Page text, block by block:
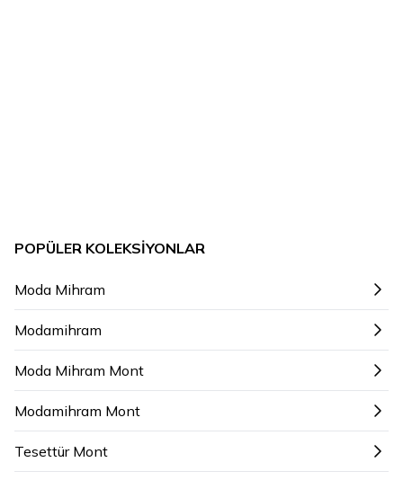
POPÜLER KOLEKSIYONLAR
Moda Mihram
Modamihram
Moda Mihram Mont
Modamihram Mont
Tesettür Mont